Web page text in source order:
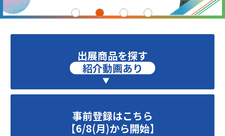
出展商品を探す
紹介動画あり
事前登録はこちら
【6/8(月)から開始】